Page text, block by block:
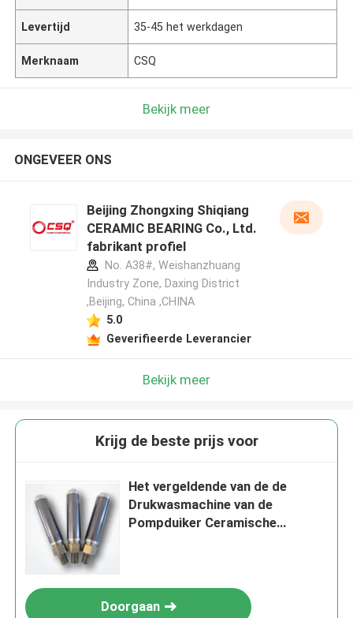
Levertijd 35-45 het werkdagen
Merknaam CSQ
Bekijk meer
ONGEVEER ONS
Beijing Zhongxing Shiqiang
CERAMIC BEARING Co., Ltd.
fabrikant profiel
No. A38#, Weishanzhuang
Industry Zone, Daxing District
,Beijing, China ,CHINA
5.0
Geverifieerde Leverancier
Bekijk meer
Krijg de beste prijs voor
Het vergeldende van de de
Drukwasmachine van de
Pompduiker Ceramische
Doorgaan